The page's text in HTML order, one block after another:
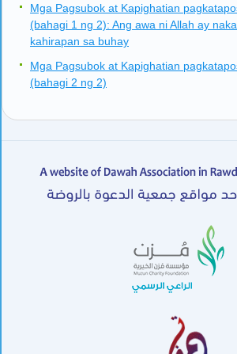
Mga Pagsubok at Kapighatian
(bahagi 1 ng 2): Ang awa ni Allah ay
kahirapan sa buhay
Mga Pagsubok at Kapighatian
(bahagi 2 ng 2)